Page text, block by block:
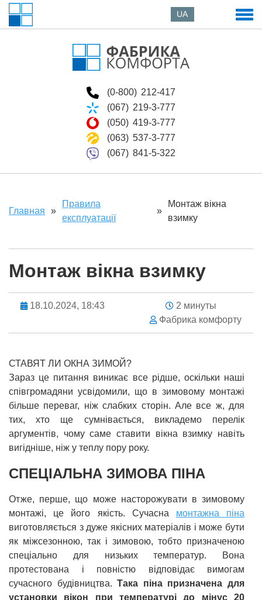
(0-800) 212-417
(067) 219-3-777
(050) 419-3-777
(063) 537-3-777
(067) 841-5-322
UA
Главная »
Правила
експлуатації
»
Монтаж вікна
взимку
Монтаж вікна взимку
18.10.2024, 18:43
2 минуты
Фабрика комфорту
СТАВЯТ ЛИ ОКНА ЗИМОЙ?
Зараз це питання виникає все рідше, оскільки наші
співгромадяни усвідомили, що в зимовому монтажі
більше переваг, ніж слабких сторін. Але все ж, для
тих, хто ще сумнівається, викладемо перелік
аргументів, чому саме ставити вікна взимку навіть
вигідніше, ніж у теплу пору року.
СПЕЦІАЛЬНА ЗИМОВА ПІНА
Отже, перше, що може насторожувати в зимовому
монтажі, це його якість. Сучасна монтажна піна
виготовляється з дуже якісних матеріалів і може бути
як міжсезонною, так і зимовою, тобто призначеною
спеціально для низьких температур. Вона
протестована і повністю відповідає вимогам
сучасного будівництва.Така піна призначена для
установки вікон при температурі до мінус 20